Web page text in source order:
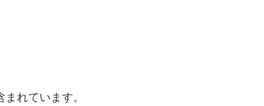
れています。